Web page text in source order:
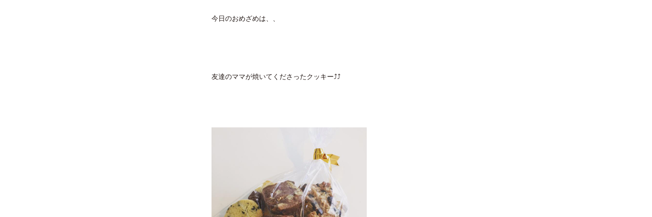
今日のおめざめは、、
友達のママが焼いてくださったクッキー⤴︎⤴︎